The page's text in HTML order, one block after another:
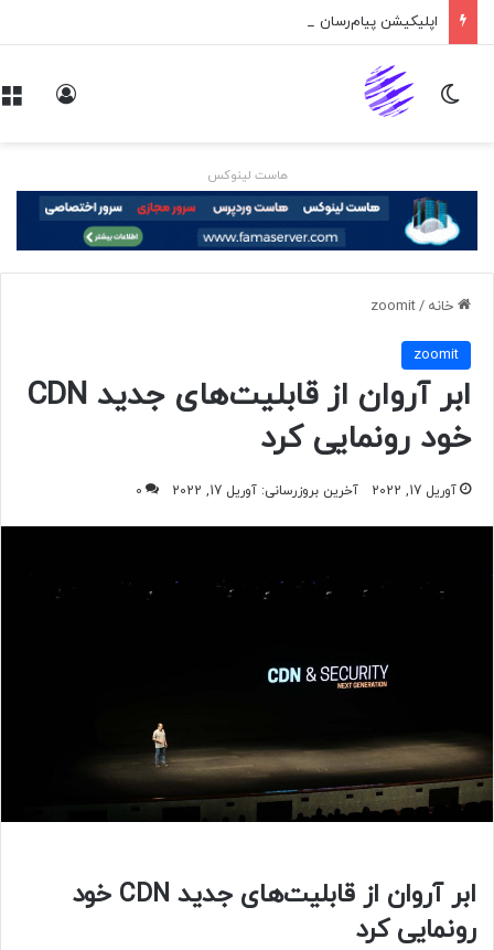
اپلیکیشن پیام‌رسان ایکس در راه است
تغییر پوسته
هاست لینوکس
خانه /
zoomit
zoomit
ابر آروان از قابلیت‌های جدید CDN
خود رونمایی کرد
آوریل 17, 2022 آخرین بروزرسانی: آوریل 17, 2022 0
ابر آروان از قابلیت‌های جدید CDN خود
رونمایی کرد